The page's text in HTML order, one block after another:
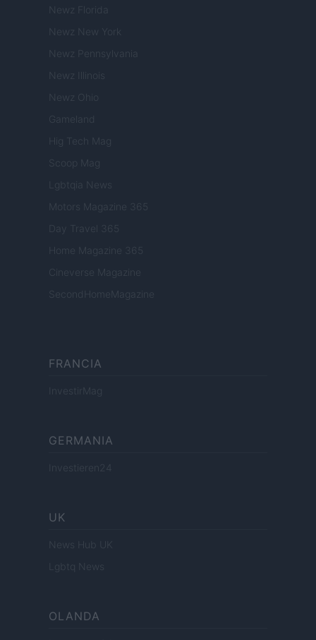
Newz Florida
Newz New York
Newz Pennsylvania
Newz Illinois
Newz Ohio
Gameland
Hig Tech Mag
Scoop Mag
Lgbtqia News
Motors Magazine 365
Day Travel 365
Home Magazine 365
Cineverse Magazine
SecondHomeMagazine
FRANCIA
InvestirMag
GERMANIA
Investieren24
UK
News Hub UK
Lgbtq News
OLANDA